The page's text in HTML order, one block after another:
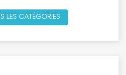
LES CATÉGORIES